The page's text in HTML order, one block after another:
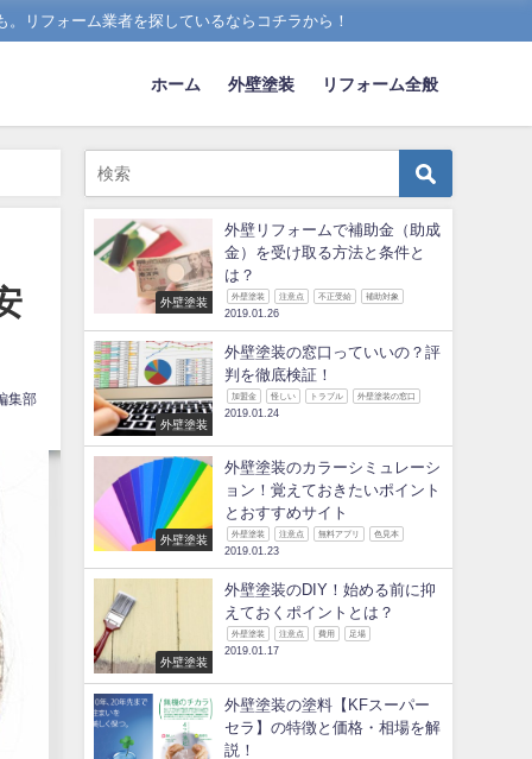
リフォーム業者を探しているならコチラから！
ホーム 外壁塗装 リフォーム全般
集部
外壁塗装
外壁リフォームで補助金（助成
金）を受け取る方法と条件と
は？
外壁塗装 注意点 不正受給 補助対象
2019.01.26
外壁塗装
外壁塗装の窓口っていいの？評
判を徹底検証！
加盟金 怪しい トラブル 外壁塗装の窓口
2019.01.24
外壁塗装
外壁塗装のカラーシミュレーシ
ョン！覚えておきたいポイント
とおすすめサイト
外壁塗装 注意点 無料アプリ 色見本
2019.01.23
外壁塗装
外壁塗装のDIY！始める前に抑
えておくポイントとは？
外壁塗装 注意点 費用 足場
2019.01.17
外壁塗装の塗料【KFスーパー
セラ】の特徴と価格・相場を解
説！